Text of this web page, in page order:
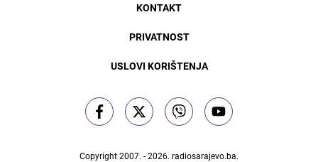
KONTAKT
PRIVATNOST
USLOVI KORIŠTENJA
Copyright 2007. - 2026. radiosarajevo.ba.